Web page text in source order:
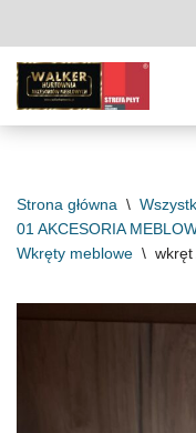
Przejdź
do
treści
Strona główna \
01 AKCESORIA
Wkręty meblowe \ wkręt